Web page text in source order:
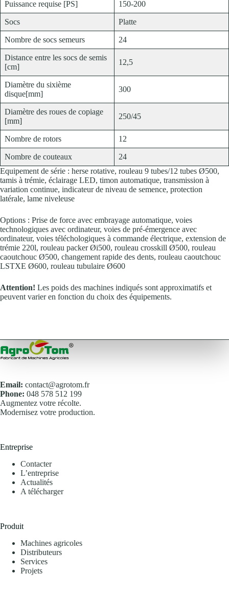
Puissance requise [PS] 150-200
Socs Platte
Nombre de socs semeurs 24
Distance entre les socs de semis
[cm]
12,5
Diamètre du sixième
disque[mm]
300
Diamètre des roues de copiage
[mm]
250/45
Nombre de rotors 12
Nombre de couteaux
24
Equipement de série : herse rotative, rouleau 9 tubes/12 tubes Ø500,
tamis à trémie, éclairage LED, timon automatique, transmission à
variation continue, indicateur de niveau de semence, protection
latérale, lame niveleuse
Options : Prise de force avec embrayage automatique, voies
technologiques avec ordinateur, voies de pré-émergence avec
ordinateur, voies téléchologiques à commande électrique, extension de
trémie 220l, rouleau packer Øi500, rouleau crosskill Ø500, rouleau
caoutchouc Ø500, changement rapide des dents, rouleau caoutchouc
LSTXE Ø600, rouleau tubulaire Ø600
Attention! Les poids des machines indiqués sont approximatifs et
peuvent varier en fonction du choix des équipements.
Email: contact@agrotom.fr
Phone: 048 578 512 199
Augmentez votre récolte.
Modernisez votre production.
Entreprise
Contacter
L’entreprise
Actualités
A télécharger
Produit
Machines agricoles
Distributeurs
Services
Projets